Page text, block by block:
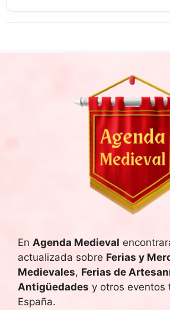
En Agenda Medieval
actualizada sobre Ferias y
Medievales, Ferias de
Antigüedades y otros eventos
España.